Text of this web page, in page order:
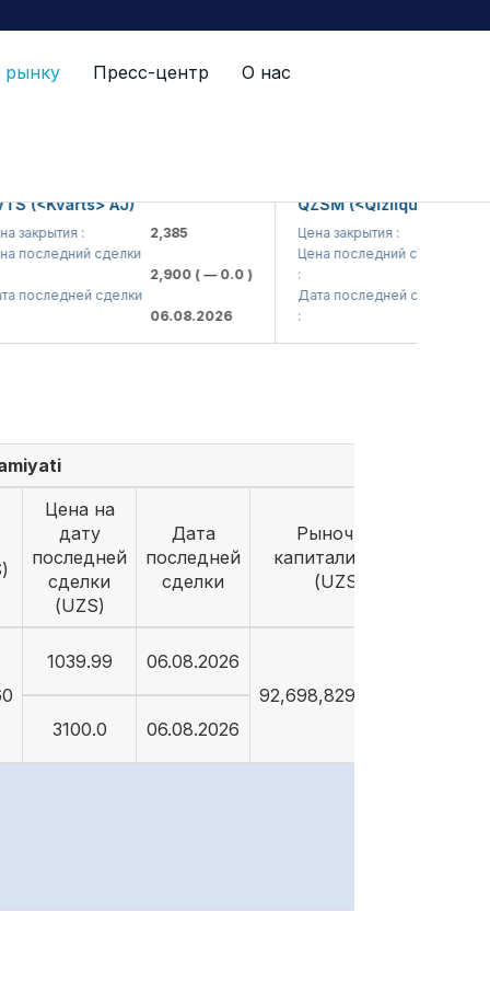
Пресс-центр О нас
(<Kvarts> AJ)
:
2,385
сделки
2,900( — 0.0 )
сделки
06.08.2026
QZSM (<Qizilqumsement>
Цена закрытия :
Цена последний сделки
Дата последней сделки
Цена на
дату
последней
сделки
(UZS)
Дата
последней
сделки
Рыночная
капитализация
(UZS)
1039.99
06.08.2026
92,698,829,089.26
3100.0
06.08.2026